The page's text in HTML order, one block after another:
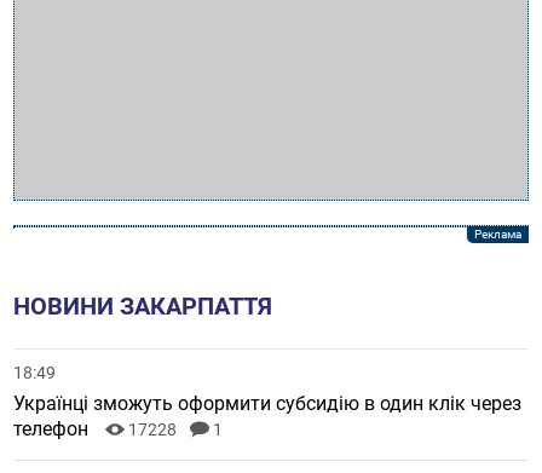
НОВИНИ ЗАКАРПАТТЯ
18:49
Українці зможуть оформити субсидію в один клік через
телефон
17228 1